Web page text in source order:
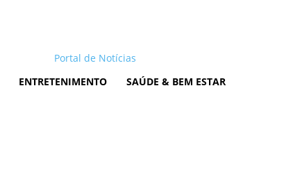
Portal de Notícias
ENTRETENIMENTO SAÚDE & BEM ESTAR